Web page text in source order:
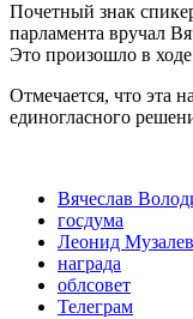
Почетный знак
парламента вручал
Это произошло в
Отмечается, что эта
единогласного
Вячеслав
госдума
Леонид
награда
облсовет
Телеграм